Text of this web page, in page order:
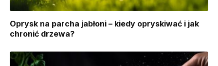
Oprysk na parcha jabłoni – kiedy opryskiwać i jak
chronić drzewa?